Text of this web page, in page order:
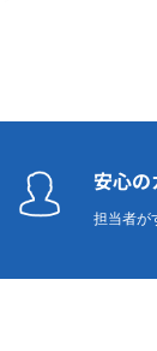
安心の
担当者が